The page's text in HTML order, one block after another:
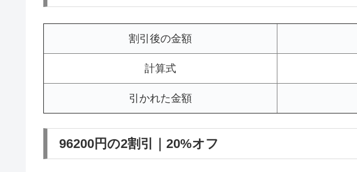
割引後の金額
計算式
引かれた金額
96200円の2割引｜20%オフ